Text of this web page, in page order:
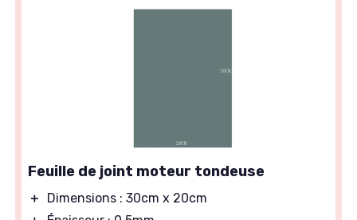
Feuille de joint moteur tondeuse
＋
Dimensions : 30cm x 20cm